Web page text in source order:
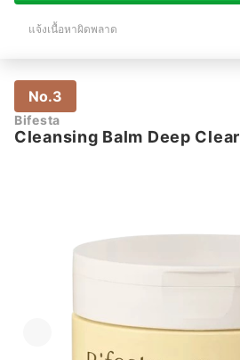
แจ้งเนื้อหาผิดพลาด
No.3
Bifesta
Cleansing Balm Deep Clear